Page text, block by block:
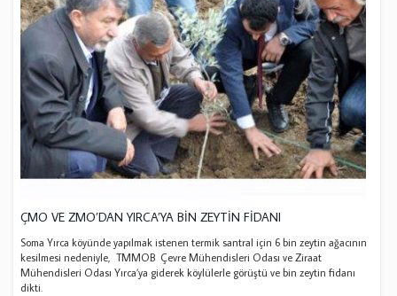
ÇMO VE ZMO’DAN YIRCA’YA BİN ZEYTİN FİDANI
Soma Yırca köyünde yapılmak istenen termik santral için 6 bin zeytin ağacının
kesilmesi nedeniyle, TMMOB Çevre Mühendisleri Odası ve Ziraat
Mühendisleri Odası Yırca’ya giderek köylülerle görüştü ve bin zeytin fidanı
dikti.